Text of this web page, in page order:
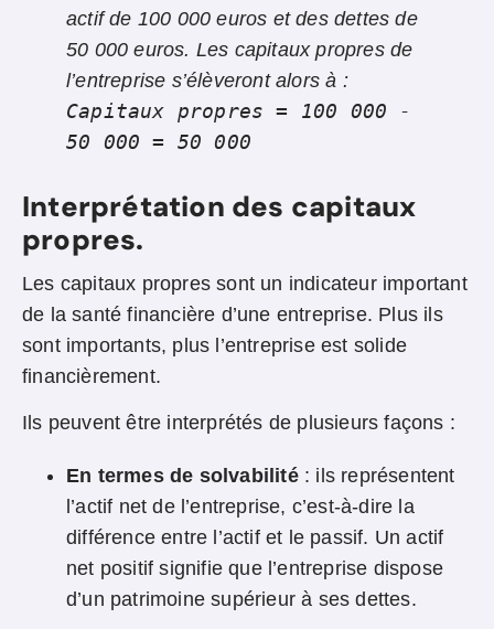
actif de 100 000 euros et des dettes de
50 000 euros. Les capitaux propres de
l’entreprise s’élèveront alors à :
Capitaux propres = 100 000 -
50 000 = 50 000
Interprétation des capitaux
propres.
Les capitaux propres sont un indicateur important
de la santé financière d’une entreprise. Plus ils
sont importants, plus l’entreprise est solide
financièrement.
Ils peuvent être interprétés de plusieurs façons :
En termes de solvabilité: ils représentent
l’actif net de l’entreprise, c’est-à-dire la
différence entre l’actif et le passif. Un actif
net positif signifie que l’entreprise dispose
d’un patrimoine supérieur à ses dettes.